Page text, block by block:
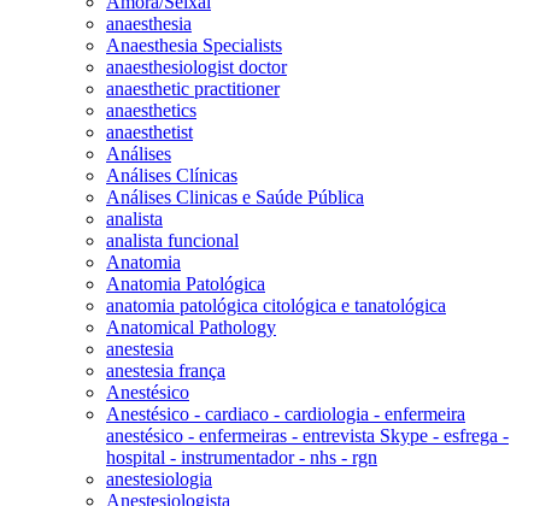
anaesthesia
Anaesthesia Specialists
anaesthesiologist doctor
anaesthetic practitioner
anaesthetics
anaesthetist
Análises
Análises Clínicas
Análises Clinicas e Saúde Pública
analista
analista funcional
Anatomia
Anatomia Patológica
anatomia patológica citológica e tanatológica
Anatomical Pathology
anestesia
anestesia frança
Anestésico
Anestésico - cardiaco - cardiologia - enfermeira
anestésico - enfermeiras - entrevista Skype - esfrega -
hospital - instrumentador - nhs - rgn
anestesiologia
Anestesiologista